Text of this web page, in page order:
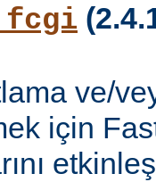
ve/
için